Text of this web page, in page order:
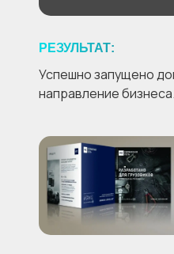
Успешно запущено
направление бизнеса.
РЕЗУЛЬТАТ: